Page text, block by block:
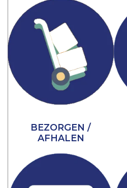
BEZORGEN /
AFHALEN